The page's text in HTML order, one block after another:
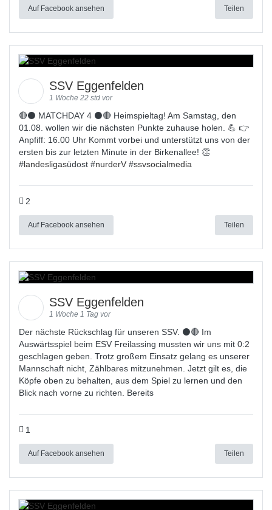
Auf Facebook ansehen Teilen
SSV Eggenfelden
1 Woche 22 std vor
🔴⚫ MATCHDAY 4 ⚫🔴 Heimspieltag! Am Samstag, den
01.08. wollen wir die nächsten Punkte zuhause holen. 💪 👉
Anpfiff: 16.00 Uhr Kommt vorbei und unterstützt uns von der
ersten bis zur letzten Minute in der Birkenallee! 👏
#landesligasüdost #nurderV #ssvsocialmedia
2
Auf Facebook ansehen Teilen
SSV Eggenfelden
1 Woche 1 Tag vor
Der nächste Rückschlag für unseren SSV. ⚫🔴 Im
Auswärtsspiel beim ESV Freilassing mussten wir uns mit 0:2
geschlagen geben. Trotz großem Einsatz gelang es unserer
Mannschaft nicht, Zählbares mitzunehmen. Jetzt gilt es, die
Köpfe oben zu behalten, aus dem Spiel zu lernen und den
Blick nach vorne zu richten. Bereits
1
Auf Facebook ansehen Teilen